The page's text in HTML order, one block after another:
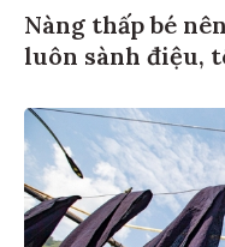
Nàng thấp bé
luôn sành điệu,